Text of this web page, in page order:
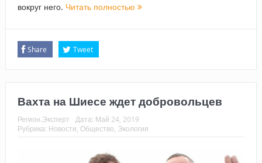
вокруг него. Читать полностью
Share Tweet
Вахта на Шиесе ждет добровольцев
Регион.Эксперт Дата: Май 24, 2019
Рубрика: Новости Общество Экология